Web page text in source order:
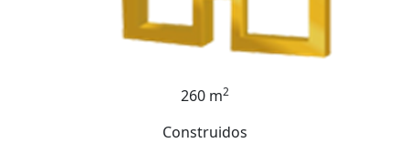
260 m2
Construidos